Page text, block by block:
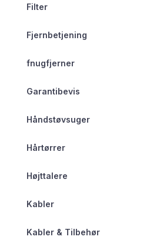
Filter
Fjernbetjening
fnugfjerner
Garantibevis
Håndstøvsuger
Hårtørrer
Højttalere
Kabler
Kabler & Tilbehør